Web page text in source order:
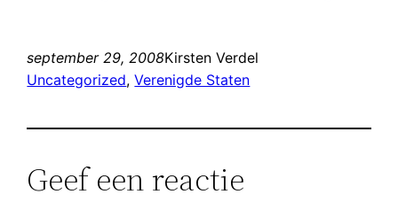
september 29, 2008Kirsten Verdel
Uncategorized, Verenigde Staten
Geef een reactie